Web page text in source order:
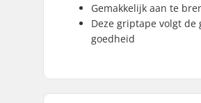
Gemakkelijk aan te
Deze griptape volgt
goedheid